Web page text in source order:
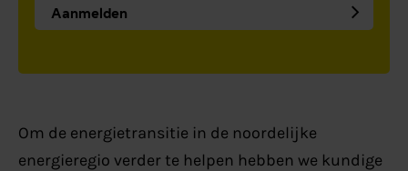
Aanmelden
Om de energietransitie in de noordelijke
energieregio verder te helpen hebben we kundige